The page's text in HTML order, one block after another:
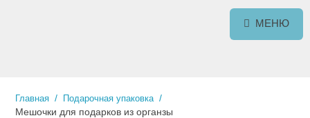
МЕНЮ
Главная / Подарочная упаковка /
Мешочки для подарков из органзы